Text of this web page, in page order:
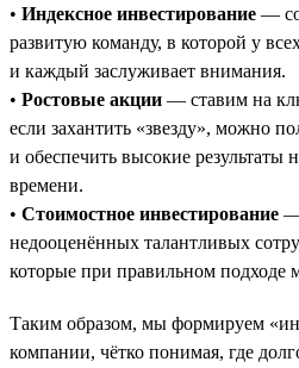
• Индексное инвестирование —
развитую команду, в которой у
и каждый заслуживает внимания.
• Ростовые акции — ставим на
если захантить «звезду», можно
и обеспечить высокие результаты
времени.
• Стоимостное инвестирование —
недооценённых талантливых
которые при правильном подходе
Таким образом, мы формируем
компании, чётко понимая, где